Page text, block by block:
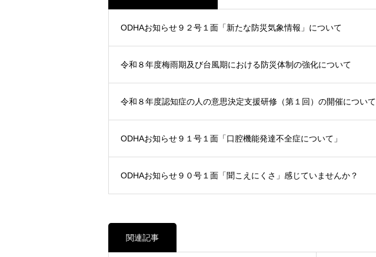
ODHAお知らせ９２号１面「新たな防災気象情報」について
令和８年度梅雨期及び台風期における防災体制の強化について
令和８年度認知症の人の意思決定支援研修（第１回）の開催について
ODHAお知らせ９１号１面「口腔機能発達不全症について」
ODHAお知らせ９０号１面「聞こえにくさ」感じていませんか？
関連記事